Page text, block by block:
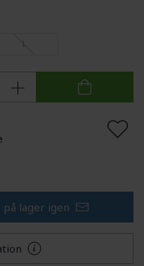
på lager igen